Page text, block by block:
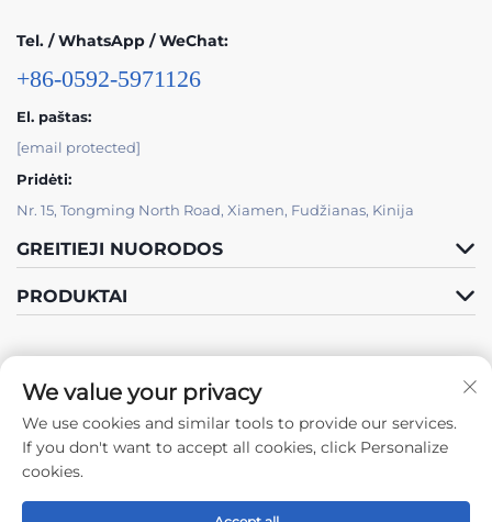
Tel. / WhatsApp / WeChat:
+86-0592-5971126
El. paštas:
[email protected]
Pridėti:
Nr. 15, Tongming North Road, Xiamen, Fudžianas, Kinija
GREITIEJI NUORODOS
PRODUKTAI
Sekite mus
We value your privacy
We use cookies and similar tools to provide our services.
If you don't want to accept all cookies, click Personalize
cookies.